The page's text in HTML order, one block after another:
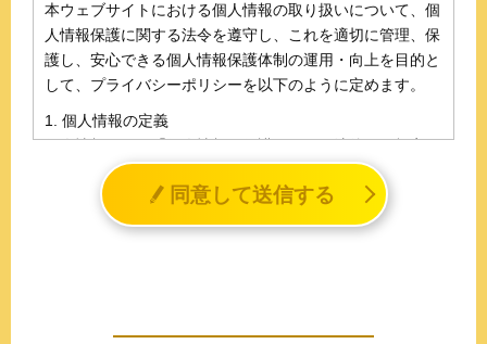
本ウェブサイトにおける個人情報の取り扱いについて、個
人情報保護に関する法令を遵守し、これを適切に管理、保
護し、安心できる個人情報保護体制の運用・向上を目的と
して、プライバシーポリシーを以下のように定めます。
1. 個人情報の定義
個人情報とは、「個人情報の保護に関する法律」に規定さ
れる生存する個人に関する情報であって、氏名、生年月日
その他の記述等により特定の個人を識別することができる
情報（個人識別情報）を指します。
同意して送信する